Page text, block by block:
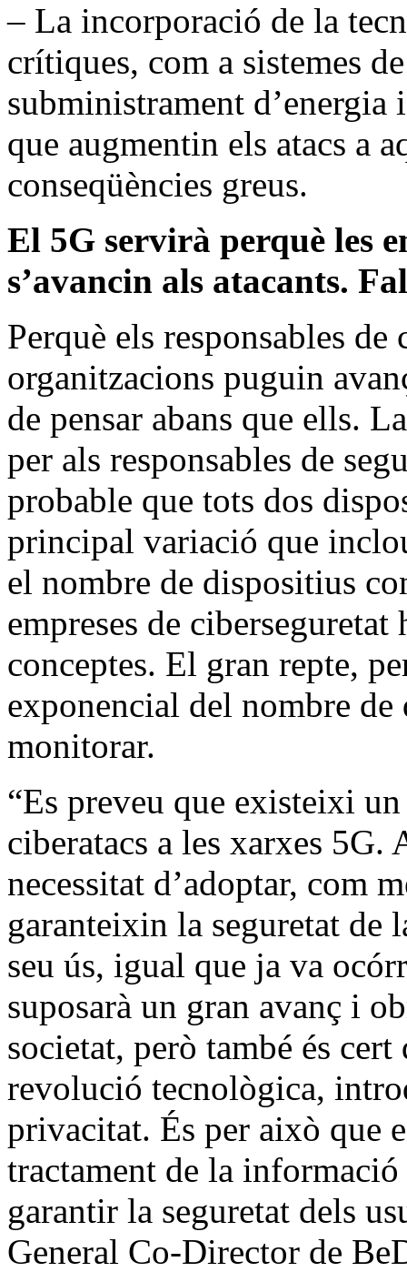
– La incorporació de la
crítiques, com a sistemes
subministrament
que augmentin els atacs a
conseqüències greus.
El 5G servirà perquè les
s’avancin als atacants.
Perquè els responsables de
organitzacions puguin
de pensar abans que ells.
per als responsables de
probable que tots dos
principal variació que
el nombre de dispositius
empreses de
conceptes. El gran repte,
exponencial del nombre de
monitorar.
“Es preveu que existeixi
ciberatacs a les xarxes
necessitat d’adoptar, com
garanteixin la seguretat
seu ús, igual que ja va
suposarà un gran avanç i
societat, però també és cert
revolució tecnològica,
privacitat. És per això que
tractament de la
garantir la seguretat dels
General Co-Director de